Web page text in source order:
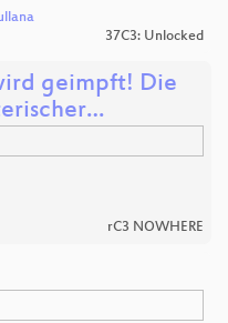
37C3: Unlocked
geimpft! Die
rC3 NOWHERE